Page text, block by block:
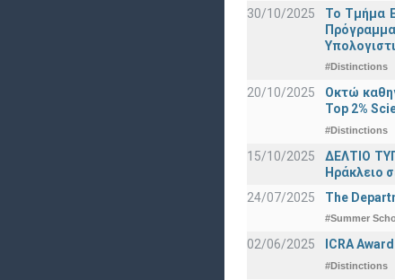
30/10/2025
Το Τμήμα
#Distinctions
20/10/2025
Οκτώ
Top 2%
#Distinctions
15/10/2025
ΔΕΛΤΙΟ
Ηράκλειο
24/07/2025
The
#Summer
02/06/2025 ICRA
#Distinctions